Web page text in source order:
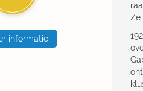
informatie
Ze